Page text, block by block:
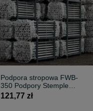
Podpora stropowa FWB-
350 Podpory Stemple
Szalunki Dźwigary
121,77 zł